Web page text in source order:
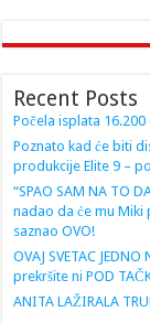
Recent Posts
Počela isplata
Poznato kad će biti
produkcije Elite 9 –
“SPAO SAM NA TO
nadao da će mu Miki
saznao OVO!
OVAJ SVETAC
prekršite ni POD
ANITA LAŽIRALA